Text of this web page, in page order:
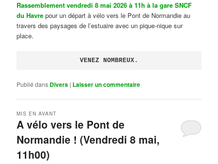
Rassemblement vendredi 8 mai 2026 à 11h à la gare SNCF
du Havre pour un départ à vélo vers le Pont de Normandie au
travers des paysages de l’estuaire avec un pique-nique sur
place.
VENEZ NOMBREUX.
Publié dans Divers | Laisser un commentaire
A vélo vers le Pont de
Normandie ! (Vendredi 8 mai,
11h00)
MIS EN AVANT